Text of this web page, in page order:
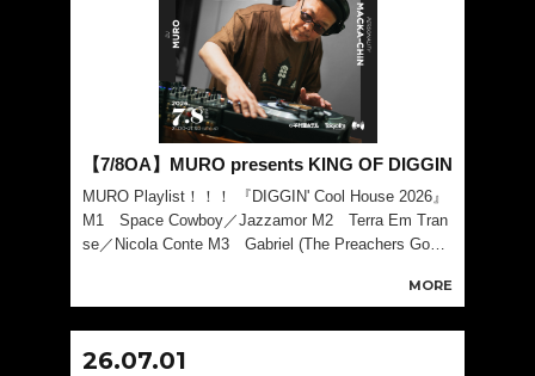
【7/8OA】MURO presents KING OF DIGGIN
MURO Playlist！！！ 『DIGGIN' Cool House 2026』
M1 Space Cowboy／Jazzamor M2 Terra Em Tran
se／Nicola Conte M3 Gabriel (The Preachers Good
MORE
26.07.01